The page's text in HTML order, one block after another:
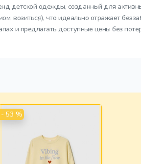
детской одежды, созданный для
возиться), что идеально отражает
и предлагать доступные цены без
- 53 %